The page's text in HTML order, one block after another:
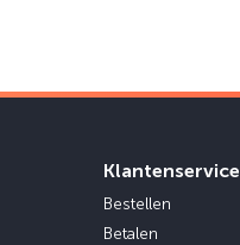
Klantenservice
Bestellen
Betalen